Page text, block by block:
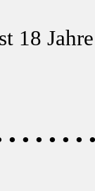
18
• • • • •